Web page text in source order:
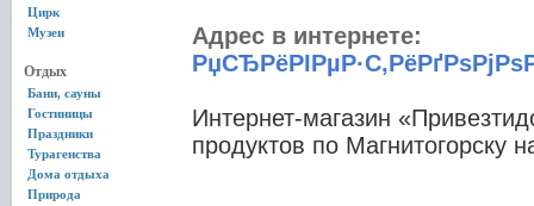
Цирк
Музеи
Отдых
Бани, сауны
Гостиницы
Праздники
Турагенства
Дома отдыха
Природа
Адрес в интернете:
Интернет-магазин
продуктов по Магнитогорску